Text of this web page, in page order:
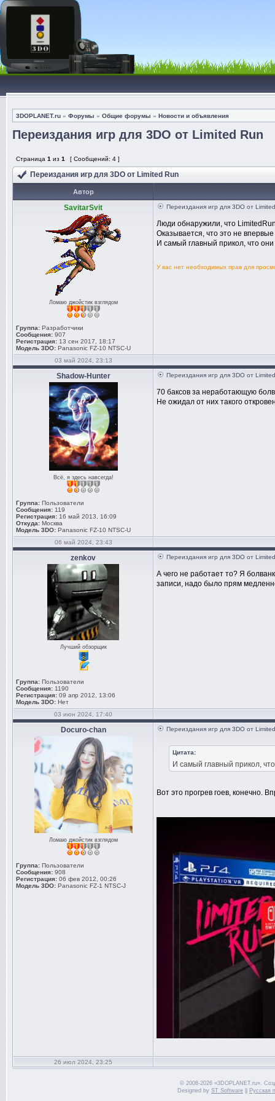
3DOPLANET.ru » Форумы » Общие форумы » Новости и объявления
Переиздания игр для 3DO от Limited Run
Страница 1 из 1 [ Сообщений: 4 ]
Переиздания игр для 3DO от Limited Run
Автор
SavitarSvit
Ломаю джойстик взглядом
Группа: Разработчики
Сообщения: 907
Регистрация: 13 сен 2017, 18:17
Модель 3DO: Panasonic FZ-10 NTSC-U
Переиздания игр для 3DO от
Люди обнаружили, что
Оказывается, что это не
И самый главный прикол, что
У вас нет необходимых прав для
03 май 2024, 23:13
Shadow-Hunter
Всё, я здесь навсегда!
Группа: Пользователи
Сообщения: 119
Регистрация: 16 май 2013, 16:09
Откуда: Москва
Модель 3DO: Panasonic FZ-10 NTSC-U
Переиздания игр для 3DO от
70 баксов за неработающую
Не ожидал от них такого
06 май 2024, 23:43
zenkov
Лучший обзорщик
Группа: Пользователи
Сообщения: 1190
Регистрация: 09 апр 2012, 13:06
Модель 3DO: Нет
Переиздания игр для 3DO от
А чего не работает то? Я
записи, надо было прям
03 июн 2024, 17:40
Docuro-chan
Ломаю джойстик взглядом
Группа: Пользователи
Сообщения: 908
Регистрация: 06 фев 2012, 00:26
Модель 3DO: Panasonic FZ-1 NTSC-J
Переиздания игр для 3DO от
Цитата:
И самый главный прикол,
Вот это прогрев гоев, конечно.
26 июл 2024, 23:25
© 2008-2026 «3DOPLANET.ru».
Designed by ST Software Русская